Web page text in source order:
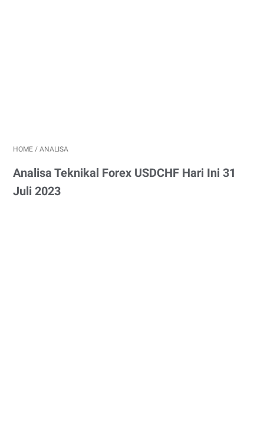
HOME / ANALISA
Analisa Teknikal Forex USDCHF Hari Ini 31
Juli 2023